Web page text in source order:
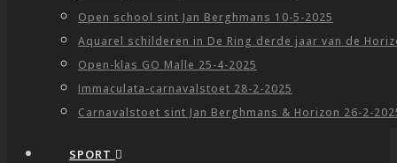
Open school sint Jan Berghmans 10-5-2025
Aquarel schilderen in De Ring derde jaar van de
Open-klas GO Malle 25-4-2025
Immaculata-carnavalstoet 28-2-2025
Carnavalstoet sint Jan Berghmans & Horizon 26-2-
SPORT